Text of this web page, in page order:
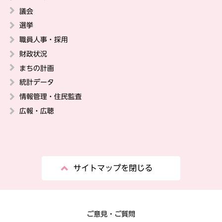
議会
選挙
職員人事・採用
財政状況
まちの計画
統計データ
情報管理・住民監査
広報・広聴
サイトマップを閉じる
ご意見・ご質問